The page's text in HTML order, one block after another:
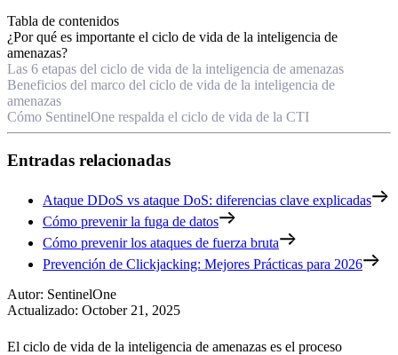
Tabla de contenidos
¿Por qué es importante el ciclo de vida de la inteligencia de
amenazas?
Las 6 etapas del ciclo de vida de la inteligencia de amenazas
Beneficios del marco del ciclo de vida de la inteligencia de
amenazas
Cómo SentinelOne respalda el ciclo de vida de la CTI
Entradas relacionadas
Ataque DDoS vs ataque DoS: diferencias clave explicadas
Cómo prevenir la fuga de datos
Cómo prevenir los ataques de fuerza bruta
Prevención de Clickjacking: Mejores Prácticas para 2026
Autor: SentinelOne
Actualizado: October 21, 2025
El ciclo de vida de la inteligencia de amenazas es el proceso